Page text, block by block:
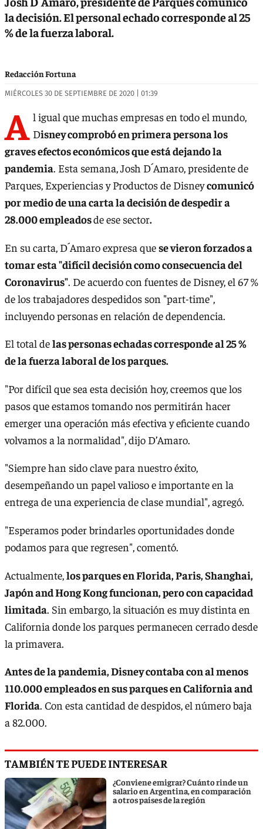
la decisión. El personal echado corresponde al 25
% de la fuerza laboral.
Redacción Fortuna
MIÉRCOLES 30 DE SEPTIEMBRE DE 2020 | 01:39
A l igual que muchas empresas en todo el mundo,
Disney comprobó en primera persona los
graves efectos económicos que está dejando la
pandemia. Esta semana, Josh D´Amaro, presidente de
Parques, Experiencias y Productos de Disneycomunicó
por medio de una carta la decisión de despedir a
28.000 empleadosde ese sector.
En su carta, D´Amaro expresa quese vieron forzados a
tomar esta "difícil decisión como consecuencia del
Coronavirus". De acuerdo con fuentes de Disney, el 67 %
de los trabajadores despedidos son "part-time",
incluyendo personas en relación de dependencia.
El total delas personas echadas corresponde al 25 %
de la fuerza laboral de los parques.
"Por difícil que sea esta decisión hoy, creemos que los
pasos que estamos tomando nos permitirán hacer
emerger una operación más efectiva y eficiente cuando
volvamos a la normalidad", dijo D’Amaro.
"Siempre han sido clave para nuestro éxito,
desempeñando un papel valioso e importante en la
entrega de una experiencia de clase mundial", agregó.
"Esperamos poder brindarles oportunidades donde
podamos para que regresen", comentó.
Actualmente, los parques en Florida, Paris, Shanghai,
Japón and Hong Kong funcionan, pero con capacidad
limitada. Sin embargo, la situación es muy distinta en
California donde los parques permanecen cerrado desde
la primavera.
Antes de la pandemia, Disney contaba con al menos
110.000 empleados en sus parques en California and
Florida. Con esta cantidad de despidos, el número baja
a 82.000.
TAMBIÉN TE PUEDE INTERESAR
¿Conviene emigrar? Cuánto rinde un
salario en Argentina, en comparación
a otros países de la región